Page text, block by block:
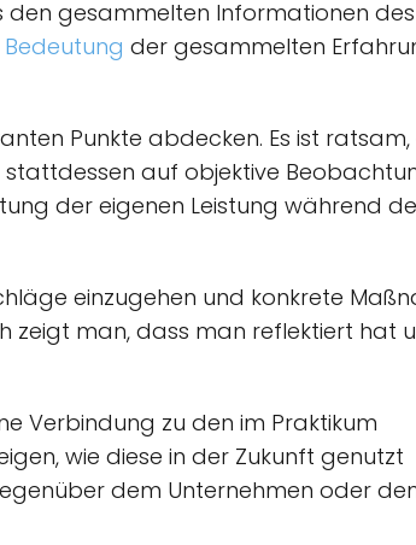
den gesammelten Informationen des
Bedeutung der gesammelten
Punkte abdecken. Es ist
stattdessen auf objektive
der eigenen Leistung während
einzugehen und konkrete
zeigt man, dass man reflektiert hat
Verbindung zu den im Praktikum
wie diese in der Zukunft genutzt
dem Unternehmen oder